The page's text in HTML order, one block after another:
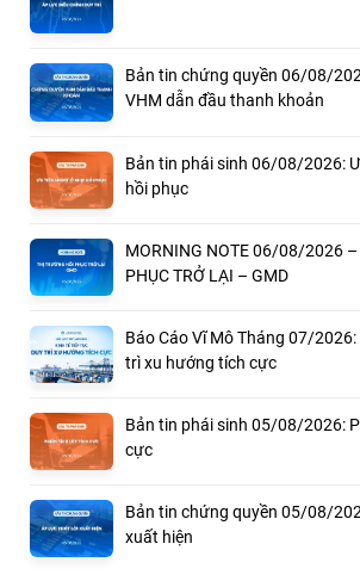
Bản tin chứng quyền 06/08/
VHM dẫn đầu thanh khoản
Bản tin phái sinh 06/08/2026:
hồi phục
MORNING NOTE 06/08/2026 –
PHỤC TRỞ LẠI – GMD
Báo Cáo Vĩ Mô Tháng 07/
trì xu hướng tích cực
Bản tin phái sinh 05/08/2026:
cực
Bản tin chứng quyền 05/08/
xuất hiện